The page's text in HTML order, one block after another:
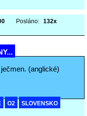
Posláno: 132x
(anglické)
O2 SLOVENSKO